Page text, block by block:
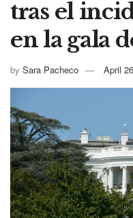
tras el
en la gala
by Sara Pacheco April